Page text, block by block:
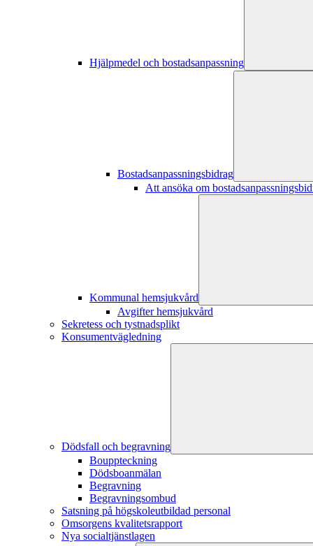
Hjälpmedel och bostadsanpassning
Bostadsanpassningsbidrag
Att ansöka om
Kommunal hemsjukvård
Avgifter hemsjukvård
Sekretess och tystnadsplikt
Konsumentvägledning
Dödsfall och begravning
Bouppteckning
Dödsboanmälan
Begravning
Begravningsombud
Satsning på högskoleutbildad personal
Omsorgens kvalitetsrapport
Nya socialtjänstlagen